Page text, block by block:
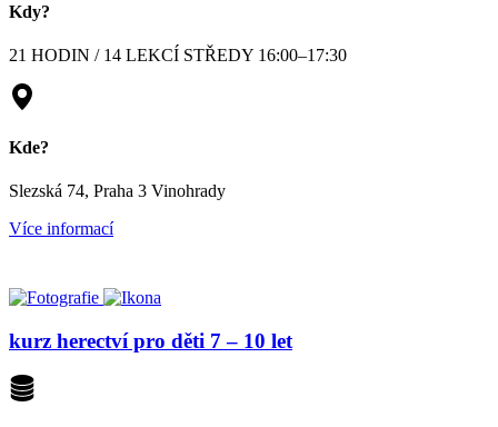
Kdy?
21 HODIN / 14 LEKCÍ STŘEDY 16:00–17:30
Kde?
Slezská 74, Praha 3 Vinohrady
Více informací
kurz herectví pro děti 7 – 10 let